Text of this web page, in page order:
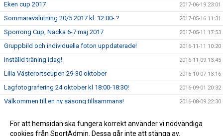
Eken cup 2017 2017-06-19 23:01
Sommaravslutning 20/5 2017 kl. 12:00- ? 2017-05-16 11:31
Sporrong Cup, Nacka 6-7 maj 2017 2017-05-11 17:53
Gruppbild och individuella foton uppdaterade! 2016-11-11 10:20
Inställd träning idag! 2016-11-09 13:45
Lilla Västerortscupen 29-30 oktober 2016-10-07 13:16
Lagfotografering 24 oktober kl 18:00-18:30! 2016-09-01 20:32
Välkommen till en ny säsong tillsammans! 2016-08-09 22:30
2016!
För att hemsidan ska fungera korrekt använder vi nödvändiga
cookies från SportAdmin. Dessa går inte att stänga av.